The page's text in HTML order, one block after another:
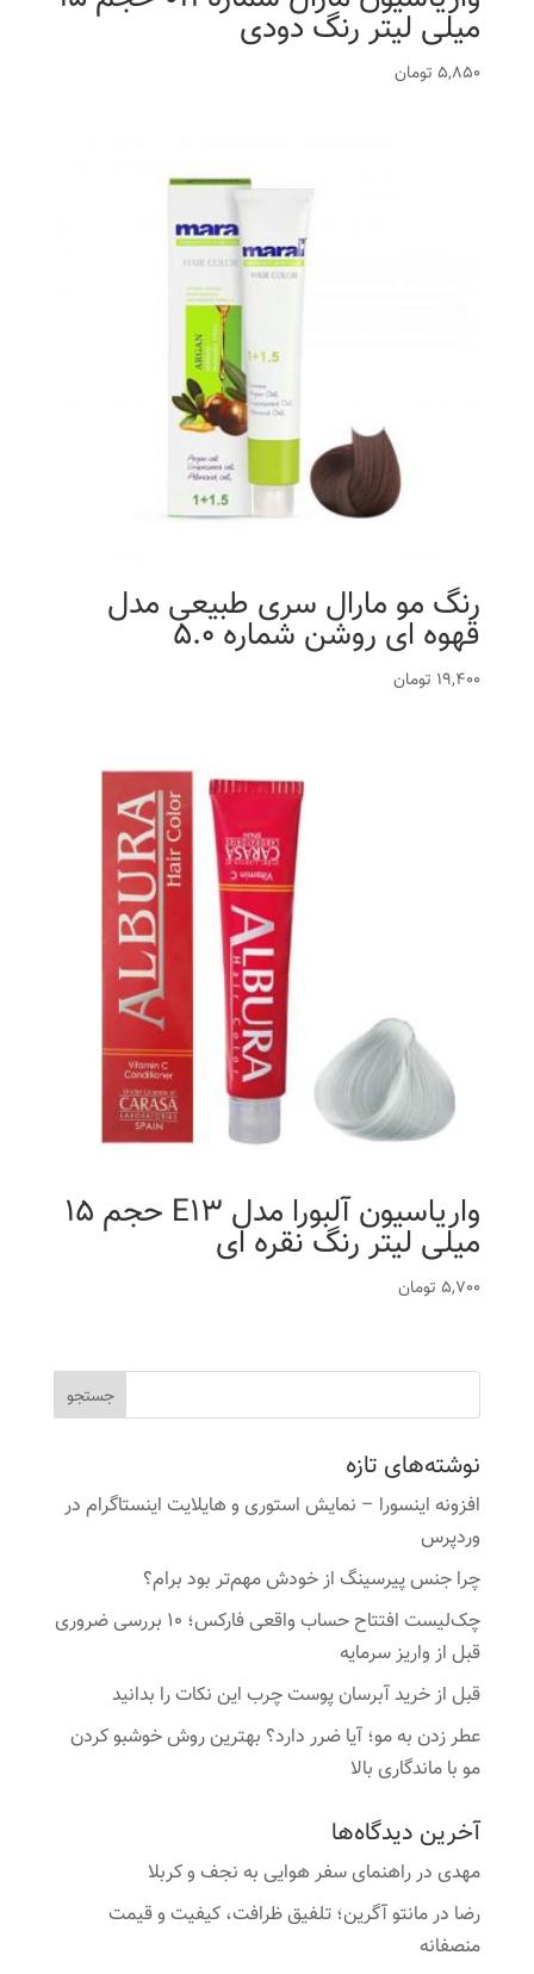
میلی لیتر رنگ دودی
5,850 تومان
رنگ مو مارال سری طبیعی مدل
قهوه ای روشن شماره 5.0
19,400 تومان
واریاسیون آلبورا مدل E13 حجم 15
میلی لیتر رنگ نقره ای
5,700 تومان
نوشته‌های تازه
افزونه اینسورا – نمایش استوری و هایلایت اینستاگرام در
وردپرس
چرا جنس پیرسینگ از خودش مهم‌تر بود برام؟
چک‌لیست افتتاح حساب واقعی فارکس؛ ۱۰ بررسی ضروری
قبل از واریز سرمایه
قبل از خرید آبرسان پوست چرب این نکات را بدانید
عطر زدن به مو؛ آیا ضرر دارد؟ بهترین روش خوشبو کردن
مو با ماندگاری بالا
آخرین دیدگاه‌ها
مهدیدرراهنمای سفر هوایی به نجف و کربلا
رضا درمانتو آگرین؛ تلفیق ظرافت، کیفیت و قیمت
منصفانه